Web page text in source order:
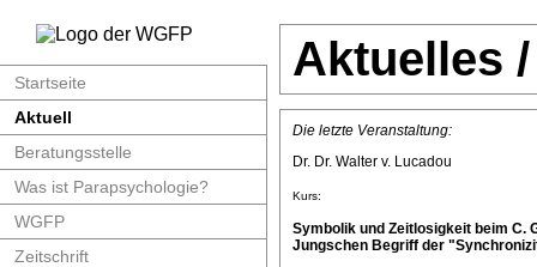
Startseite
Aktuell
Beratungsstelle
Was ist Parapsychologie?
WGFP
Zeitschrift
Aktuelles
Die letzte Veranstaltung:
Dr. Dr. Walter v. Lucadou
Kurs:
Symbolik und Zeitlosigkeit beim C.
Jungschen Begriff der